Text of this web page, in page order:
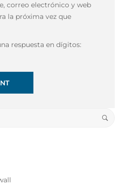
correo electrónico y web
la próxima vez que
respuesta en dígitos: